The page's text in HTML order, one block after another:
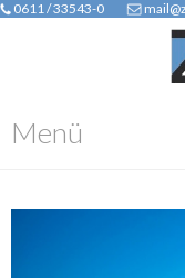
0611 / 33543-0
Menü